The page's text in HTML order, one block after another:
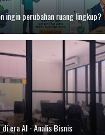
ingin perubahan ruang lingkup?
era AI - Analis Bisnis